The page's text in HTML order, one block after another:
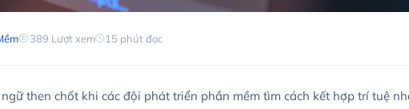
389 Lượt xem 15 phút đọc
then chốt khi các đội phát triển phần mềm tìm cách kết hợp trí tuệ